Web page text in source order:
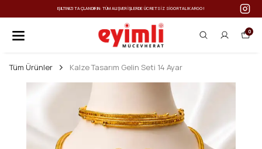
IŞILTINIZI TAÇLANDIRIN: TÜM ALIŞVERIŞLERDE ÜCRETSIZ SIGORTALI KARGO!
0
Tüm Ürünler Kalze Tasarım Gelin Seti 14 Ayar